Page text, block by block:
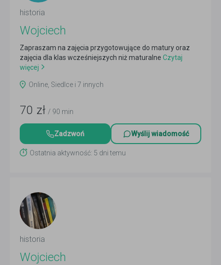
historia
Wojciech
Zapraszam na zajęcia przygotowujące do matury oraz
zajęcia dla klas wcześniejszych niż maturalne Czytaj
więcej
Online, Siedlce i 7 innych
70 zł / 90 min
Zadzwoń Wyślij wiadomość
Ostatnia aktywność: 5 dni temu
historia
Wojciech